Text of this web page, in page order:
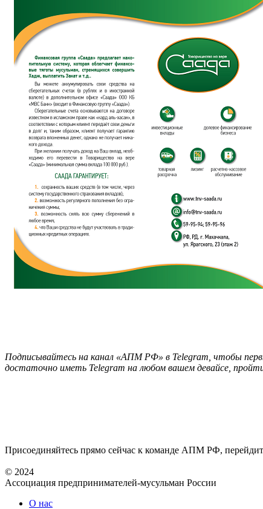
Подписывайтесь на канал «АПМ РФ» в Telegram, чтобы
достаточно иметь Telegram на любом вашем девайсе,
Присоединяйтесь прямо сейчас к команде АПМ РФ,
© 2024
Ассоциация предпринимателей-мусульман России
О нас